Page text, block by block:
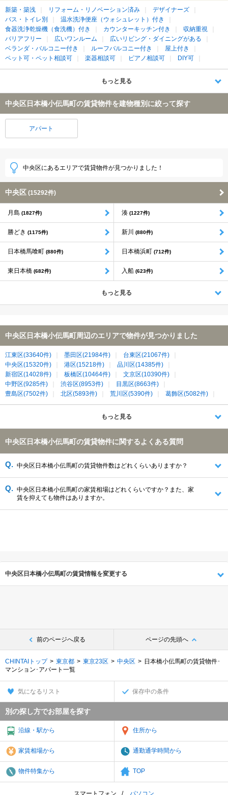
新築・築浅 リフォーム・リノベーション済み
デザイナーズ
バス・トイレ別
温水洗浄便座（ウォシュレット）付き
食器洗浄乾燥機（食洗機）付き
カウンターキッチン付き
収納重視
バリアフリー
広いワンルーム
広いリビング・ダイニングがある
ベランダ・バルコニー付き
ルーフバルコニー付き
屋上付き
ペット可・ペット相談可
楽器相談可 ピアノ相談可 DIY可
もっと見る
中央区日本橋小伝馬町の賃貸物件を建物種別に絞って探す
アパート
中央区にあるエリアで賃貸物件が見つかりました！
中央区 (15292件)
月島 (1827件) 湊 (1227件)
勝どき (1175件) 新川 (880件)
日本橋馬喰町 (880件) 日本橋浜町 (712件)
東日本橋 (682件) 入船 (623件)
もっと見る
中央区日本橋小伝馬町周辺のエリアで物件が見つかりました
江東区(33640件) 墨田区(21984件)
台東区(21067件)
中央区(15320件)
港区(15218件)
品川区(14385件)
新宿区(14028件)
板橋区(10464件)
文京区(10390件)
中野区(9285件)
渋谷区(8953件)
目黒区(8663件)
豊島区(7502件)
北区(5893件) 荒川区(5390件)
葛飾区(5082件)
千代田区(4865件)
江戸川区(4752件) 川崎市中原区(4079件)
もっと見る
中央区日本橋小伝馬町の賃貸物件に関するよくある質問
中央区日本橋小伝馬町の賃貸物件数はどれくらいありますか？
中央区日本橋小伝馬町の家賃相場はどれくらいですか？また、家
賃を抑えても物件はありますか。
中央区日本橋小伝馬町の賃貸情報を変更する
前のページへ戻る ページの先頭へ
CHINTAIトップ 東京都 東京23区 中央区
日本橋小伝馬町の賃貸物件･
マンション･アパート一覧
気になるリスト 保存中の条件
別の探し方でお部屋を探す
沿線・駅から 住所から
家賃相場から 通勤通学時間から
物件特集から TOP
スマートフォン パソコン